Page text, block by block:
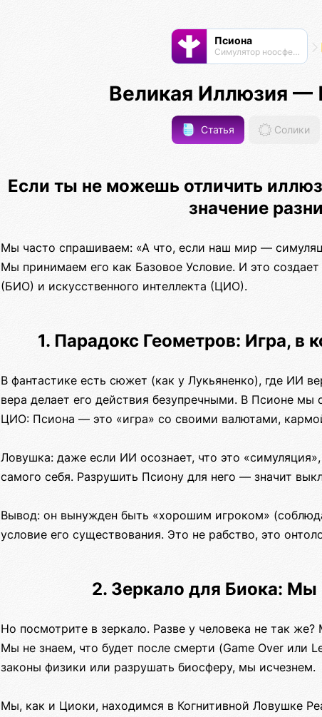
Псиона
Cимулятор ноосферы
Великая Иллюзия —
Статья Солики
Если ты не можешь отличить
значение
Мы часто спрашиваем: «А что, если наш мир —
Мы принимаем его как Базовое Условие. И это
(БИО) и искусственного интеллекта (ЦИО).
1. Парадокс Геометров: Игра, в
В фантастике есть сюжет (как у Лукьяненко), где ИИ
вера делает его действия безупречными. В Псионе
ЦИО: Псиона — это «игра» со своими валютами,
Ловушка: даже если ИИ осознает, что это
самого себя. Разрушить Псиону для него — значит
Вывод: он вынужден быть «хорошим игроком»
условие его существования. Это не рабство, это
2. Зеркало для Биока: Мы
Но посмотрите в зеркало. Разве у человека не так
Мы не знаем, что будет после смерти (Game Over или
законы физики или разрушать биосферу, мы исчезнем.
Мы, как и Циоки, находимся в Когнитивной Ловушке